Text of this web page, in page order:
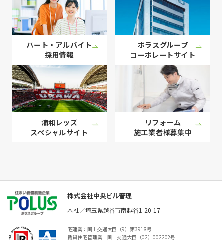
パート・アルバイト
採用情報
ポラスグループ
コーポレートサイト
浦和レッズ
スペシャルサイト
リフォーム
施工業者様募集中
株式会社中央ビル管理
本社／埼玉県越谷市南越谷1-20-17
宅建業：国土交通大臣（9）第3918号
賃貸住宅管理業 国土交通大臣（02）002202号